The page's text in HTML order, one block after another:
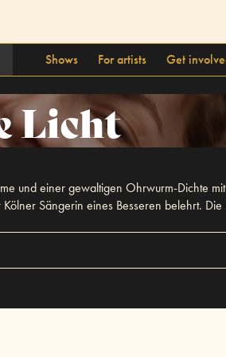
Shows For artists Get
Licht
und einer gewaltigen Ohrwurm-Dichte
Sängerin eines Besseren belehrt.